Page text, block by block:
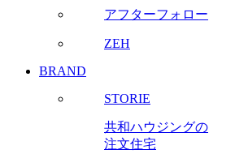
アフターフォロー
ZEH
BRAND
STORIE
共和ハウジングの
注文住宅